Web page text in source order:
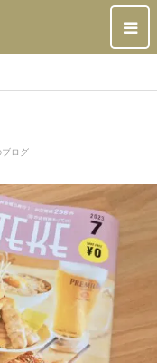
ブログ